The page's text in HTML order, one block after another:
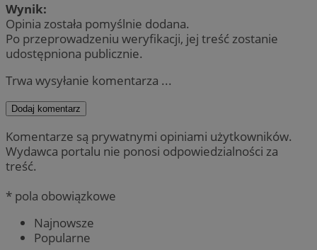
Wynik:
Opinia została pomyślnie dodana.
Po przeprowadzeniu weryfikacji, jej treść zostanie
udostępniona publicznie.
Trwa wysyłanie komentarza ...
Dodaj komentarz
Komentarze są prywatnymi opiniami użytkowników.
Wydawca portalu nie ponosi odpowiedzialności za
treść.
* pola obowiązkowe
Najnowsze
Popularne